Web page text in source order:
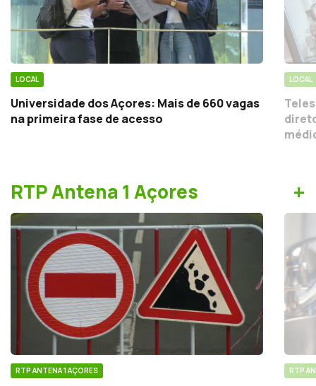
LOCAL
Universidade dos Açores: Mais de 660 vagas
na primeira fase de acesso
LOCAL
RTP Antena 1 Açores +
RTP ANTENA 1 AÇORES RTP